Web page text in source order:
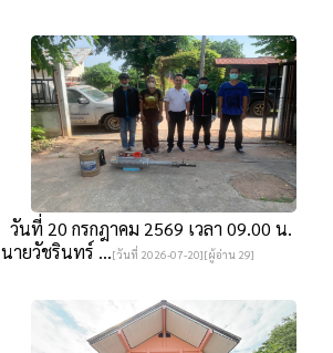
วันที่ 20 กรกฎาคม 2569 เวลา 09.00 น.
นายวัชรินทร์ ...[วันที่ 2026-07-20][ผู้อ่าน 29]